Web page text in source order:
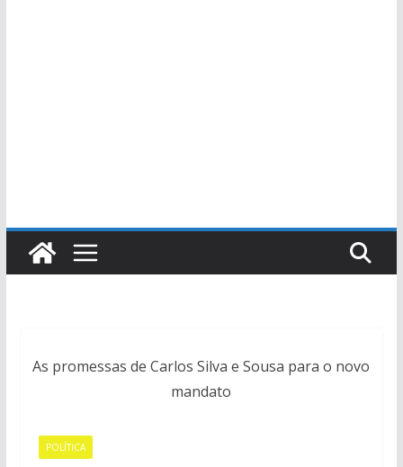
As promessas de Carlos Silva e Sousa para o novo
mandato
POLÍTICA